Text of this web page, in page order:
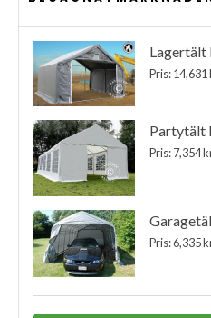
Lagertält
Pris: 14,631
Partytält
Pris: 7,354
Pris: 6,335